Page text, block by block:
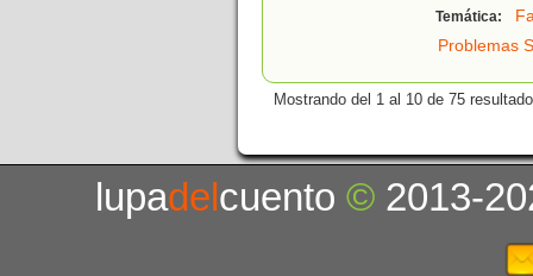
Temática:
Problemas
Mostrando del 1 al 10 de 75
lupadelcuento© 2013-